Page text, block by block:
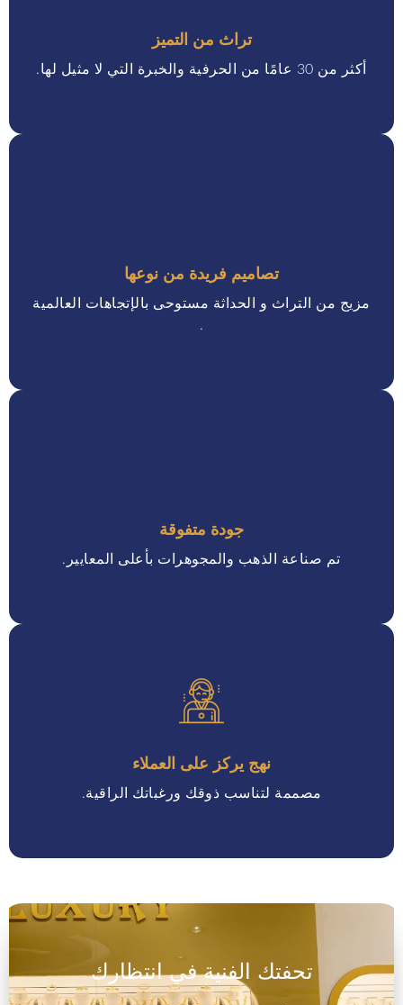
تراث من التميز
أكثر من 30 عامًا من الحرفية والخبرة التي لا مثيل لها.
تصاميم فريدة من نوعها
مزيج من التراث و الحداثة مستوحى بالإتجاهات العالمية
.
جودة متفوقة
تم صناعة الذهب والمجوهرات بأعلى المعايير.
نهج يركز على العملاء
مصممة لتناسب ذوقك ورغباتك الراقية.
تحفتك الفنية في انتظارك